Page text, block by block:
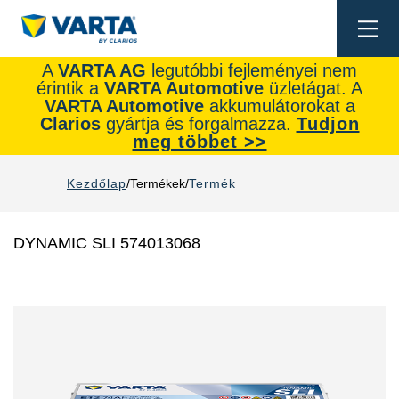
A VARTA AG legutóbbi fejleményei nem
érintik a VARTA Automotive üzletágat. A
VARTA Automotive akkumulátorokat a
Clariosgyártja és forgalmazza. Tudjon
meg többet >>
Kezdőlap Termékek Termék
DYNAMIC SLI 574013068